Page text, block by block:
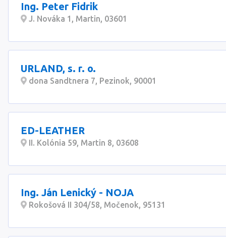
Ing. Peter Fidrik
J. Nováka 1, Martin, 03601
URLAND, s. r. o.
dona Sandtnera 7, Pezinok, 90001
ED-LEATHER
II. Kolónia 59, Martin 8, 03608
Ing. Ján Lenický - NOJA
Rokošová II 304/58, Močenok, 95131